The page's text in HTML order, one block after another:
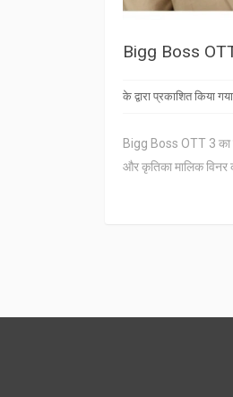
Bigg Boss
के द्वारा प्रकाशित किया गया
Bigg Boss OTT 3 का
और कृतिका मालिक विनर